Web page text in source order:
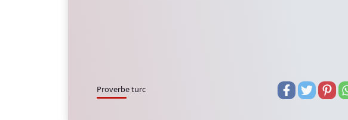
Proverbe turc